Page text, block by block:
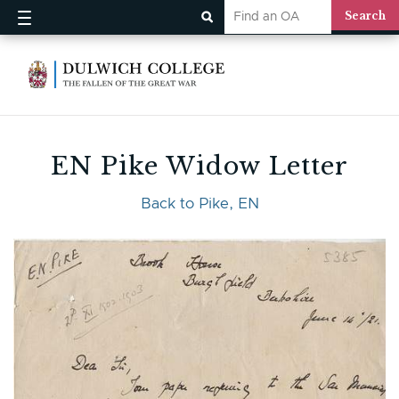
EN Pike Widow Letter
Back to Pike, EN